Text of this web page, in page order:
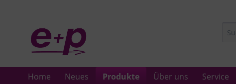
Home Neues Produkte Über uns Service